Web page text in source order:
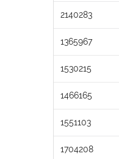
2140283
1365967
1530215
1466165
1551103
1704208